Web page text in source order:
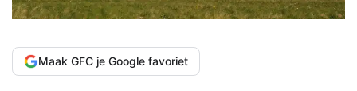
Maak GFC je Google favoriet